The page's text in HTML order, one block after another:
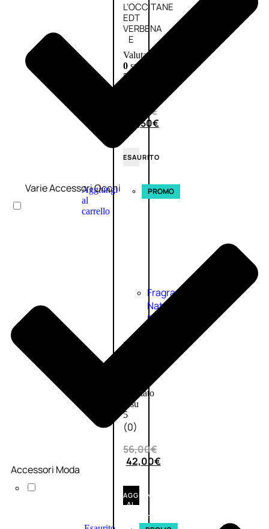
L’OCCITANE
EDT
VERBENA
E
Valutato
0su
5
58,00€
43,50€
ESAURITO
Aggiungi
al
carrello
PROMO
Fragranze
Nature
Donna
L’OCCITANE
Valutato
su
5
(0)
56,00€
42,00€
AGGIUNGI
AL
CARRELLO
Varie Accessori Occhi
Accessori Moda